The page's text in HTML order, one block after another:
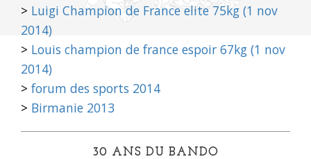
> Luigi Champion de France elite 75kg (1 nov
2014)
> Louis champion de france espoir 67kg (1 nov
2014)
> forum des sports 2014
> Birmanie 2013
30 ANS DU BANDO